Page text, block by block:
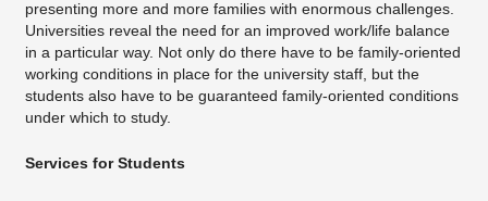
presenting more and more families with enormous challenges.
Universities reveal the need for an improved work/life balance
in a particular way. Not only do there have to be family-oriented
working conditions in place for the university staff, but the
students also have to be guaranteed family-oriented conditions
under which to study.
Services for Students